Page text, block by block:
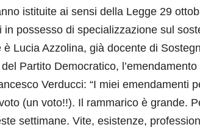
istituite ai sensi della Legge 29
possesso di specializzazione sul
Lucia Azzolina, già docente di
Partito Democratico,
Verducci: “I miei emendamenti
(un voto!!). Il rammarico è grande.
settimane. Vite, esistenze,